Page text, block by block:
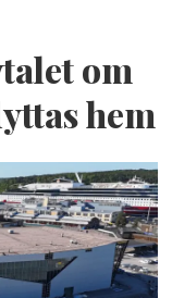
om
hem